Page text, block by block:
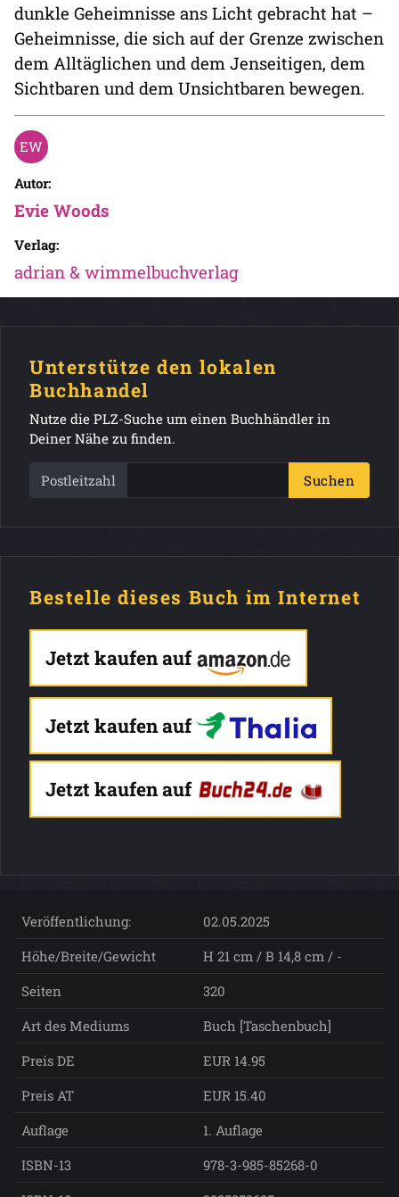
dunkle Geheimnisse ans Licht gebracht hat –
Geheimnisse, die sich auf der Grenze zwischen
dem Alltäglichen und dem Jenseitigen, dem
Sichtbaren und dem Unsichtbaren bewegen.
Autor:
Evie Woods
Verlag:
adrian & wimmelbuchverlag
Unterstütze den lokalen
Buchhandel
Nutze die PLZ-Suche um einen Buchhändler in
Deiner Nähe zu finden.
Postleitzahl Suchen
Bestelle dieses Buch im Internet
Jetzt kaufen auf
Jetzt kaufen auf
Jetzt kaufen auf
Veröffentlichung:
02.05.2025
Höhe/Breite/Gewicht
H 21 cm / B 14,8 cm / -
Seiten
320
Art des Mediums
Buch [Taschenbuch]
Preis DE
EUR 14.95
Preis AT
EUR 15.40
Auflage
1. Auflage
ISBN-13
978-3-985-85268-0